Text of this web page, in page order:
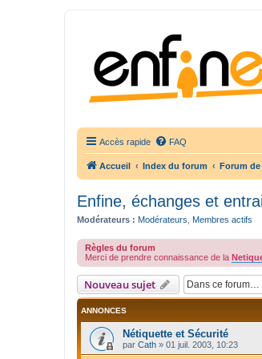
Accès rapide FAQ
Accueil Index du forum Forum
Enfine, échanges et
Modérateurs : Modérateurs Membres actifs
Règles du forum
Merci de prendre connaissance de la
Nouveau sujet
ANNONCES
Nétiquette et Sécurité
par Cath » 01 juil. 2003, 10:23